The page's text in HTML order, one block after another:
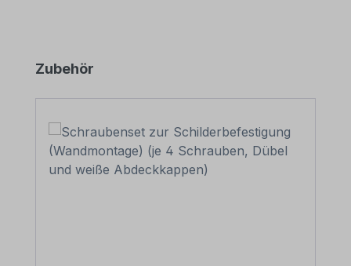
Produktgalerie überspringen
Zubehör